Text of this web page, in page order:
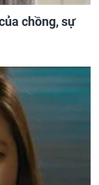
chồng, sự